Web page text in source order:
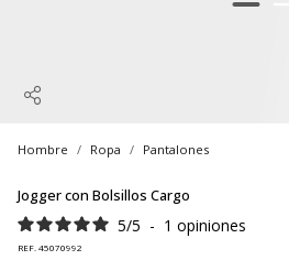
Hombre Ropa Pantalones
Jogger con Bolsillos Cargo
5/5 - 1 opiniones
REF. 45070992